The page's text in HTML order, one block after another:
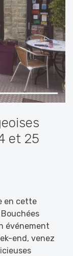
et 25
en cette
événement
end, venez